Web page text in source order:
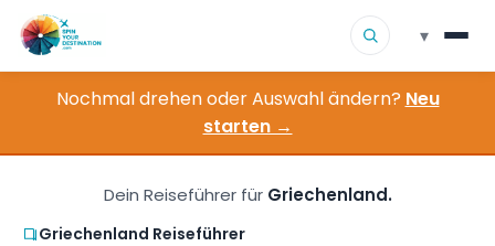
▾
Reiseziele
▾
So funktioniert es
Nochmal drehen oder Auswahl ändern? Neu
starten →
Dein Reiseführer für Griechenland.
Griechenland Reiseführer